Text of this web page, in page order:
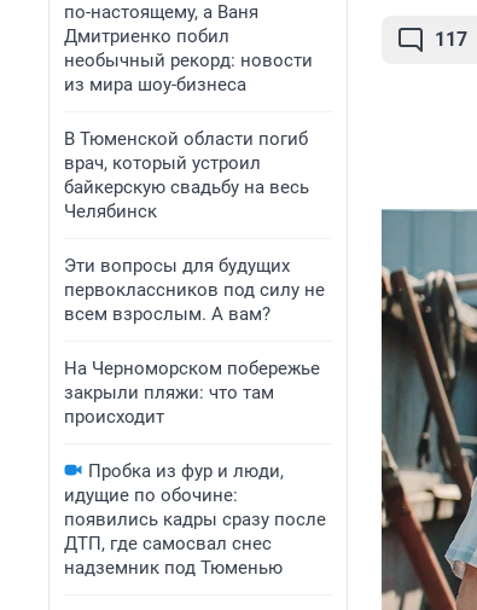
по-настоящему, а Ваня
Дмитриенко побил
необычный рекорд: новости
из мира шоу-бизнеса
В Тюменской области погиб
врач, который устроил
байкерскую свадьбу на весь
Челябинск
Эти вопросы для будущих
первоклассников под силу не
всем взрослым. А вам?
На Черноморском побережье
закрыли пляжи: что там
происходит
Пробка из фур и люди,
идущие по обочине:
появились кадры сразу после
ДТП, где самосвал снес
надземник под Тюменью
117